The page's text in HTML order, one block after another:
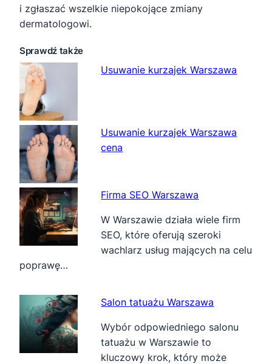
i zgłaszać wszelkie niepokojące zmiany
dermatologowi.
Sprawdź także
Usuwanie kurzajek Warszawa
Usuwanie kurzajek Warszawa
cena
Firma SEO Warszawa
W Warszawie działa wiele firm
SEO, które oferują szeroki
wachlarz usług mających na celu
poprawę…
Salon tatuażu Warszawa
Wybór odpowiedniego salonu
tatuażu w Warszawie to
kluczowy krok, który może